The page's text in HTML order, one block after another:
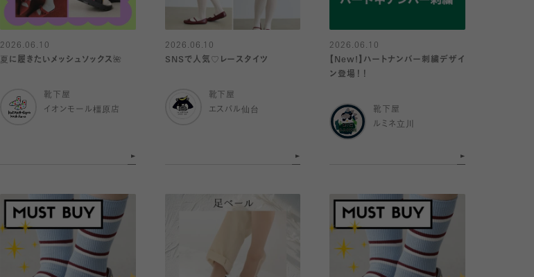
2026.06.10
夏に履きたいメッシュソックス🌺
靴下屋
イオンモール橿原店
2026.06.10
SNSで人気♡レースタイツ
靴下屋
エスパル仙台
2026.06.10
【New!】ハートナンバー刺繍デザイ
ン登場！！
靴下屋
ルミネ立川